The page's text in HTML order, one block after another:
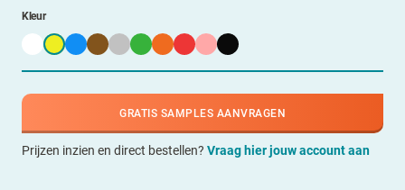
Kleur
GRATIS SAMPLES AANVRAGEN
Prijzen inzien en direct bestellen? Vraag hier jouw account aan